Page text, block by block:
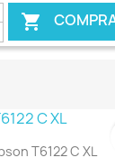

€
T6122 C XL